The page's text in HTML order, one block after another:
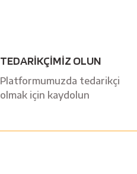
TEDARİKÇİMİZ OLUN
Platformumuzda tedarikçi
olmak için kaydolun